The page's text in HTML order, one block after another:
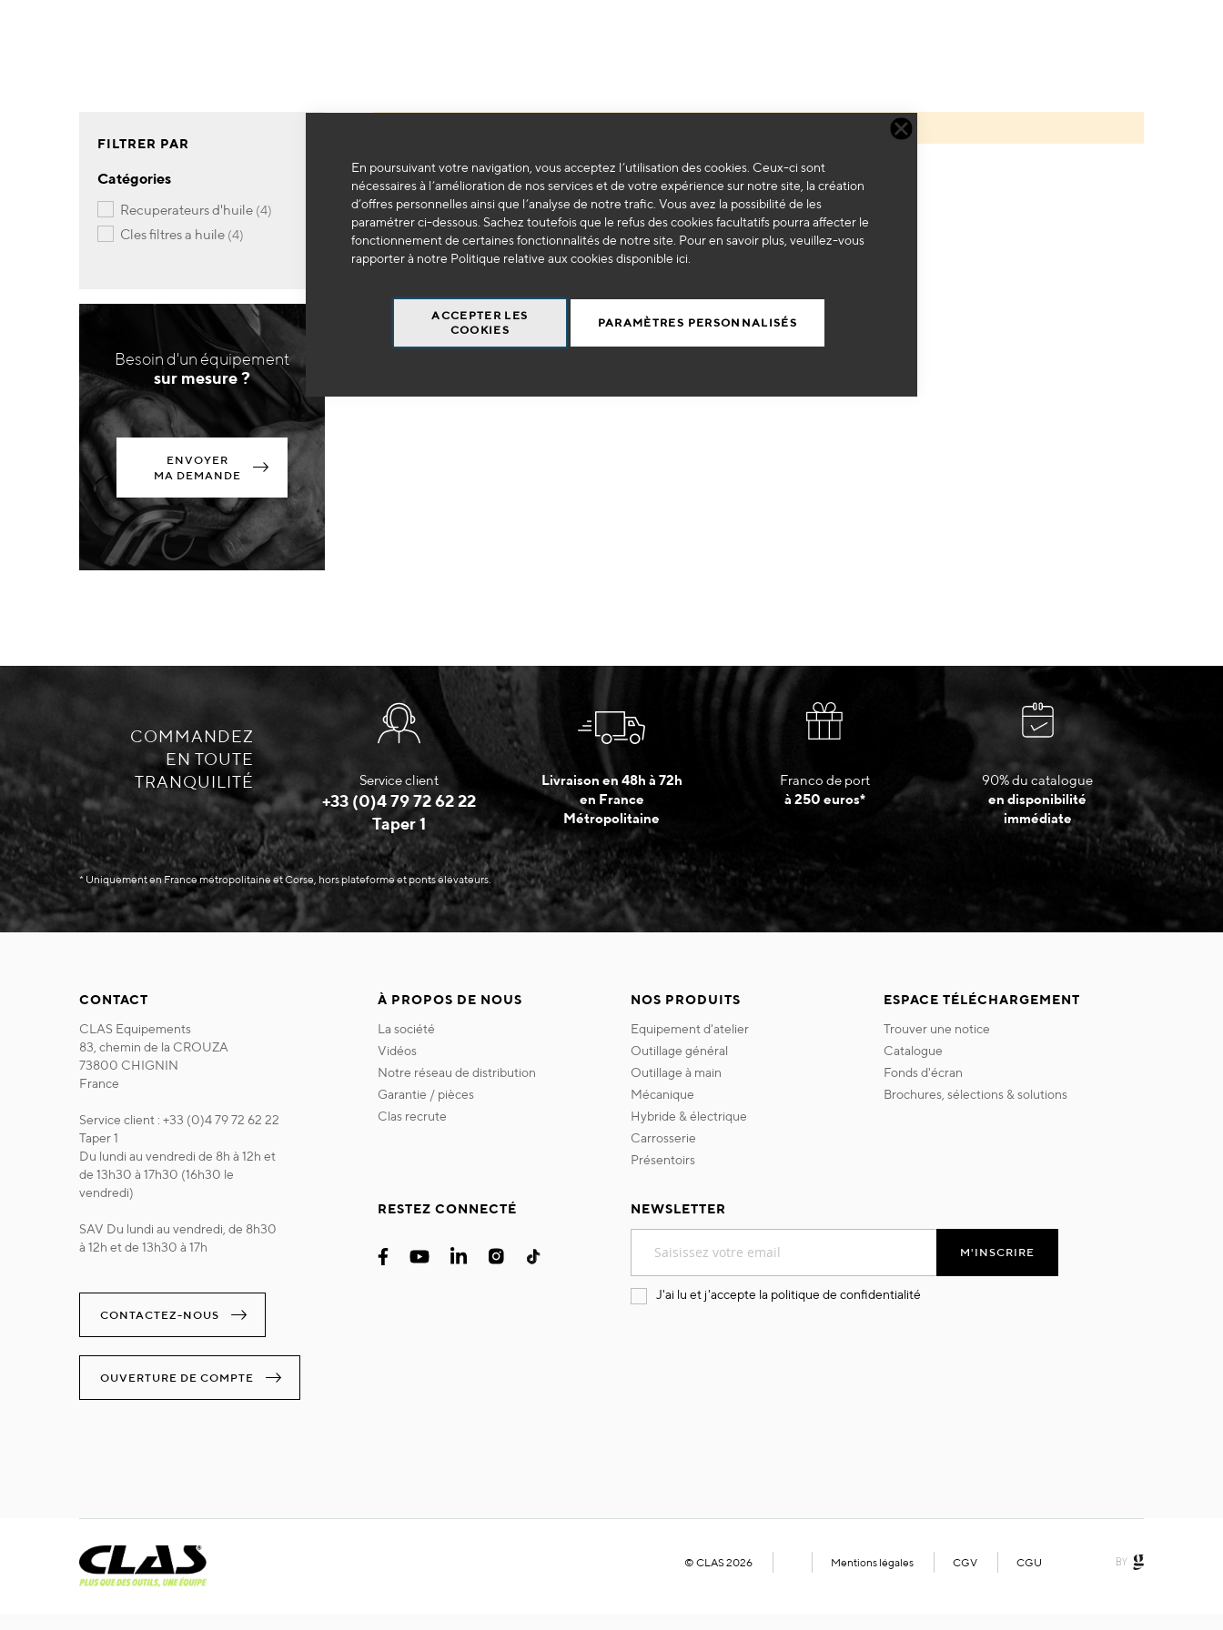
En poursuivant votre navigation, vous acceptez l’utilisation des cookies. Ceux-ci sont
nécessaires à l’amélioration de nos services et de votre expérience sur notre site, la création
d’offres personnelles ainsi que l’analyse de notre trafic. Vous avez la possibilité de les
paramétrer ci-dessous. Sachez toutefois que le refus des cookies facultatifs pourra affecter le
fonctionnement de certaines fonctionnalités de notre site. Pour en savoir plus, veuillez-vous
rapporter à notre Politique relative aux cookies disponible ici
ACCEPTER LES
COOKIES
PARAMÈTRES PERSONNALISÉS
FILTRER PAR
Catégories
recuperateurs d'huile 4articles
cles filtres a huile 4articles
Besoin d'un équipement
sur mesure ?
ENVOYER
MA DEMANDE
COMMANDEZ
EN TOUTE
TRANQUILITÉ
Service client
+33 (0)4 79 72 62 22
Taper 1
Livraison en 48h à 72h
en France
Métropolitaine
Franco de port
à 250 euros*
90% du catalogue
en disponibilité
immédiate
* Uniquement en France métropolitaine et Corse, hors plateforme et ponts élévateurs.
CONTACT
CLAS Equipements
83, chemin de la CROUZA
73800 CHIGNIN
France
Service client : +33 (0)4 79 72 62 22
Taper 1
Du lundi au vendredi de 8h à 12h et
de 13h30 à 17h30 (16h30 le
vendredi)
SAV Du lundi au vendredi, de 8h30
à 12h et de 13h30 à 17h
CONTACTEZ-NOUS
OUVERTURE DE COMPTE
À PROPOS DE NOUS
la société
vidéos
notre réseau de distribution
garantie / pièces
clas recrute
NOS PRODUITS
equipement d'atelier
outillage général
outillage à main
mécanique
hybride & électrique
carrosserie
présentoirs
ESPACE TÉLÉCHARGEMENT
trouver une notice
catalogue
fonds d'écran
brochures, sélections & solutions
RESTEZ CONNECTÉ
NEWSLETTER
notre
lettre
M'INSCRIRE
J'ai lu et j'accepte la politique de confidentialité
© CLAS 2026 Mentions légales CGV CGU